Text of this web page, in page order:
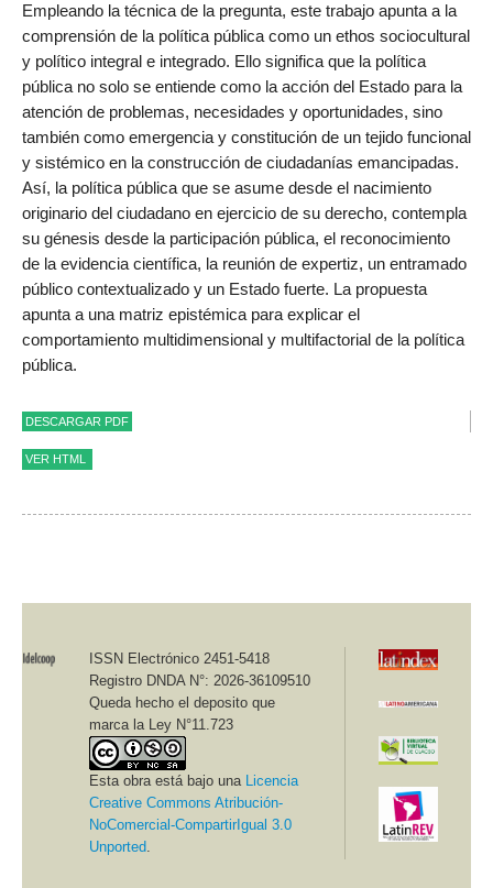
Empleando la técnica de la pregunta, este trabajo apunta a la
comprensión de la política pública como un ethos sociocultural
y político integral e integrado. Ello significa que la política
pública no solo se entiende como la acción del Estado para la
atención de problemas, necesidades y oportunidades, sino
también como emergencia y constitución de un tejido funcional
y sistémico en la construcción de ciudadanías emancipadas.
Así, la política pública que se asume desde el nacimiento
originario del ciudadano en ejercicio de su derecho, contempla
su génesis desde la participación pública, el reconocimiento
de la evidencia científica, la reunión de expertiz, un entramado
público contextualizado y un Estado fuerte. La propuesta
apunta a una matriz epistémica para explicar el
comportamiento multidimensional y multifactorial de la política
pública.
DESCARGAR PDF
VER HTML
Políticas públicas: desde su concepción hasta una matriz
epistémica propositiva
Alixon Davis Reyes Rodríguez
Resumen
Empleando la técnica de la pregunta, este trabajo apunta a la
ethos
ISSN Electrónico 2451-5418
Registro DNDA N°: 2026-36109510
Queda hecho el deposito que
marca la Ley N°11.723
Esta obra está bajo una Licencia
Creative Commons Atribución-
NoComercial-CompartirIgual 3.0
Unported.